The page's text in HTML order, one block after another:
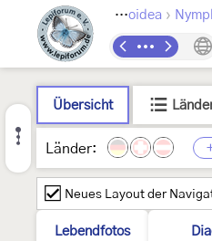
› Papilionoidea ›
Übersicht
Länder:
Neues Layout der
Lebendfotos